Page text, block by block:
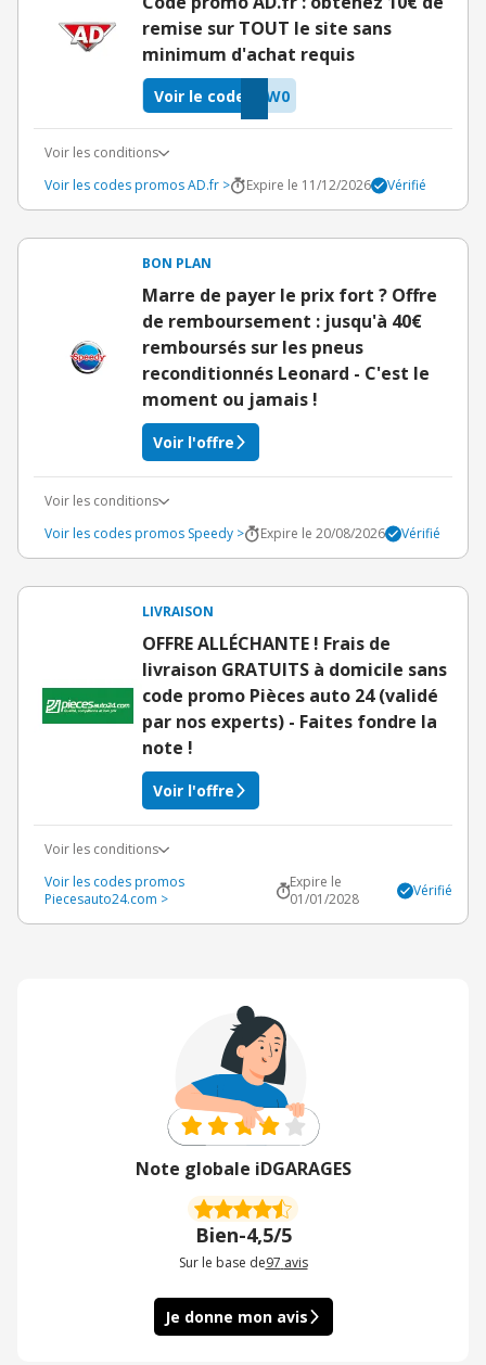
remise sur TOUT le site sans
minimum d'achat requis
MW0
Voir le code
Voir les conditions
Voir les codes promos AD.fr >
Expire le 11/12/2026 Vérifié
BON PLAN
Marre de payer le prix fort ? Offre
de remboursement : jusqu'à 40€
remboursés sur les pneus
reconditionnés Leonard - C'est le
moment ou jamais !
Voir l'offre
Voir les conditions
Voir les codes promos Speedy >
Expire le 20/08/2026 Vérifié
LIVRAISON
OFFRE ALLÉCHANTE ! Frais de
livraison GRATUITS à domicile sans
code promo Pièces auto 24 (validé
par nos experts) - Faites fondre la
note !
Voir l'offre
Voir les conditions
Voir les codes promos
Piecesauto24.com >
Expire le
01/01/2028
Vérifié
Note globale iDGARAGES
Bien-4,5/5
Sur le base de97 avis
Je donne mon avis